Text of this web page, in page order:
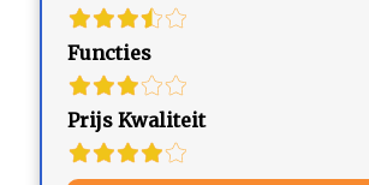
Functies
Prijs Kwaliteit